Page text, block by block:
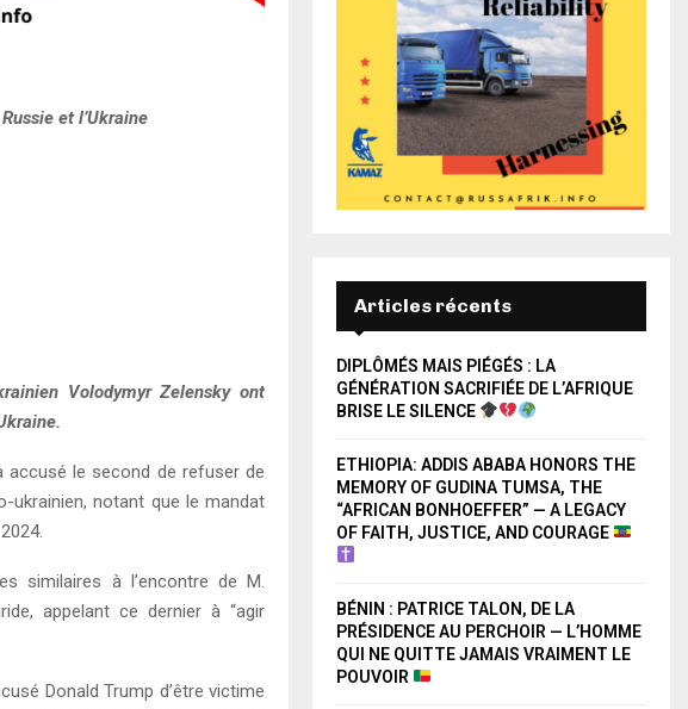
et l’Ukraine
Volodymyr Zelensky ont
accusé le second de refuser de
ukrainien, notant que le mandat
similaires à l’encontre de M.
appelant ce dernier à “agir
Donald Trump d’être victime
Articles récents
DIPLÔMÉS MAIS PIÉGÉS : LA
GÉNÉRATION SACRIFIÉE DE L’AFRIQUE
BRISE LE SILENCE
ETHIOPIA: ADDIS ABABA HONORS THE
MEMORY OF GUDINA TUMSA, THE
“AFRICAN BONHOEFFER” — A LEGACY
OF FAITH, JUSTICE, AND COURAGE
BÉNIN : PATRICE TALON, DE LA
PRÉSIDENCE AU PERCHOIR — L’HOMME
QUI NE QUITTE JAMAIS VRAIMENT LE
POUVOIR